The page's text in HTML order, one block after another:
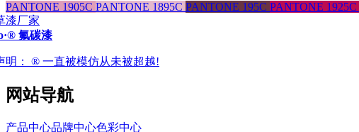
PANTONE 1905C PANTONE 1895C PANTONE 195C PANTONE 1925C
氟碳漆
明： ® 一直被模仿从未被超越!
网站导航
产品中心品牌中心色彩中心